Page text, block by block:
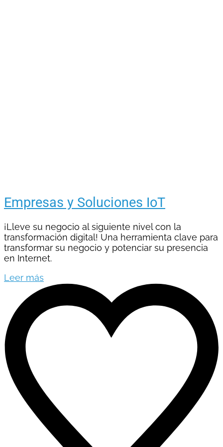
Empresas y Soluciones IoT
¡Lleve su negocio al siguiente nivel con la
transformación digital! Una herramienta clave para
transformar su negocio y potenciar su presencia
en Internet.
Leer más